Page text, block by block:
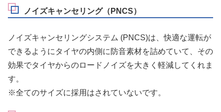
ノイズキャンセリング（PNCS）
ノイズキャンセリングシステム (PNCS)は、快適な運転が
できるようにタイヤの内側に防音素材を詰めていて、その
効果でタイヤからのロードノイズを大きく軽減してくれま
す。
※全てのサイズに採用はされていないです。